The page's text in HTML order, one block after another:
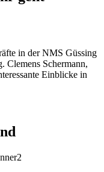
in der NMS Güssing
Clemens Schermann,
Einblicke in